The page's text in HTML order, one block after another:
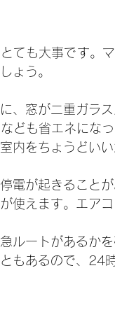
ても大事です。
ょう。
、窓が二重ガラ
ども省エネにな
内をちょうどいい
電が起きること
使えます。エア
ルートがあるか
もあるので、24